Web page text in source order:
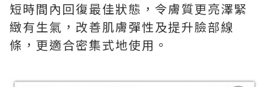
短時間內回復最佳狀態，令膚質更亮澤緊
緻有生氣，改善肌膚彈性及提升臉部線
條，更適合密集式地使用。